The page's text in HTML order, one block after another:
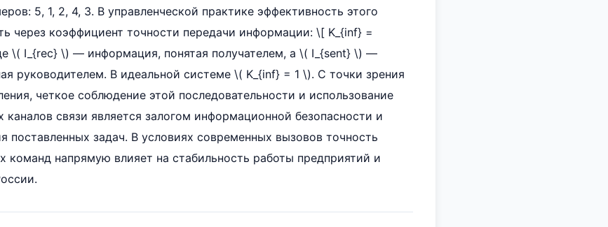
5, 1, 2, 4, 3. В управленческой практике эффективность этого
через коэффициент точности передачи информации: \[ K_{inf} =
\( I_{rec} \) — информация, понятая получателем, а \( I_{sent} \) —
руководителем. В идеальной системе \( K_{inf} = 1 \). С точки зрения
четкое соблюдение этой последовательности и использование
каналов связи является залогом информационной безопасности и
поставленных задач. В условиях современных вызовов точность
команд напрямую влияет на стабильность работы предприятий и